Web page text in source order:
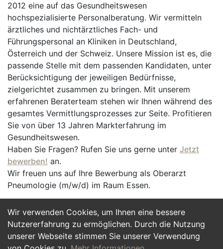
Wir verwenden Cookies, um Ihnen eine bessere
Nutzererfahrung zu ermöglichen. Durch die Nutzung
unserer Webseite stimmen Sie unserer Verwendung
2012 eine auf das Gesundheitswesen
hochspezialisierte Personalberatung. Wir vermitteln
ärztliches und nichtärztliches Fach- und
Führungspersonal an Kliniken in Deutschland,
Österreich und der Schweiz. Unsere Mission ist es, die
passende Stelle mit dem passenden Kandidaten, unter
Berücksichtigung der jeweiligen Bedürfnisse,
zielgerichtet zusammen zu bringen. Mit unserem
erfahrenen Beraterteam stehen wir Ihnen während des
gesamtes Vermittlungsprozesses zur Seite. Profitieren
Sie von über 13 Jahren Markterfahrung im
Gesundheitswesen.
Haben Sie Fragen? Rufen Sie uns gerne unter Jetzt
bewerben! an.
Wir freuen uns auf Ihre Bewerbung als Oberarzt
Pneumologie (m/w/d) im Raum Essen.
Jetzt Bewerben